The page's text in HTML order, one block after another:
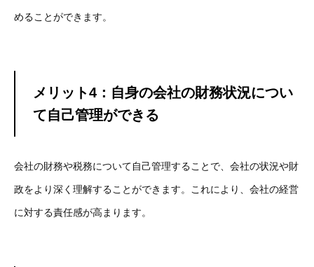
めることができます。
メリット4：自身の会社の財務状況につい
て自己管理ができる
会社の財務や税務について自己管理することで、会社の状況や財
政をより深く理解することができます。これにより、会社の経営
に対する責任感が高まります。